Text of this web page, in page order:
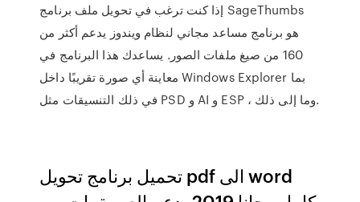
إذا كنت ترغب في تحويل ملف برنامج SageThumbs
هو برنامج مساعد مجاني لنظام ويندوز يدعم أكثر من
160 من صيغ ملفات الصور. يساعدك هذا البرنامج في
معاينة أي صورة تقريبًا داخل Windows Explorer بما
في ذلك التنسيقات مثل PSD و AI و ESP ، وما إلى ذلك.
تحميل برنامج تحويل pdf الى word